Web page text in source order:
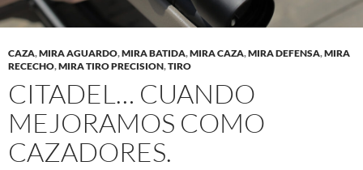
CAZA,MIRA AGUARDO,MIRA BATIDA,MIRA CAZA,MIRA DEFENSA,MIRA
RECECHO,MIRA TIRO PRECISION,TIRO
CITADEL… CUANDO
MEJORAMOS COMO
CAZADORES.